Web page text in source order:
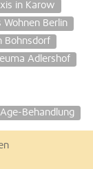
in Karow
Wohnen Berlin
Bohnsdorf
Adlershof
Behandlung